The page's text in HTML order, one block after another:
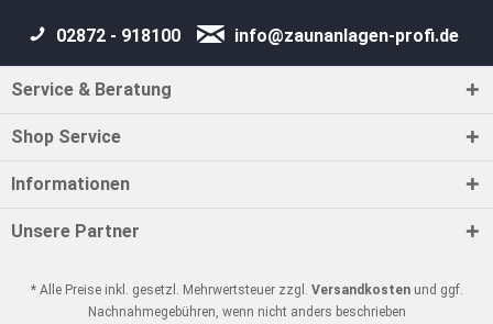
02872 - 918100 info@zaunanlagen-profi.de
Service & Beratung
Shop Service
Informationen
Unsere Partner
* Alle Preise inkl. gesetzl. Mehrwertsteuer zzgl. Versandkostenund ggf.
Nachnahmegebühren, wenn nicht anders beschrieben